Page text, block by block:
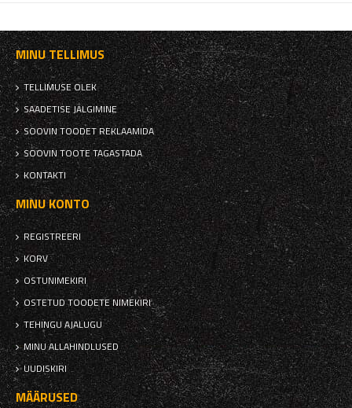
MINU TELLIMUS
TELLIMUSE OLEK
SAADETISE JÄLGIMINE
SOOVIN TOODET REKLAAMIDA
SOOVIN TOOTE TAGASTADA
KONTAKTI
MINU KONTO
REGISTREERI
KORV
OSTUNIMEKIRI
OSTETUD TOODETE NIMEKIRI
TEHINGU AJALUGU
MINU ALLAHINDLUSED
UUDISKIRI
MÄÄRUSED